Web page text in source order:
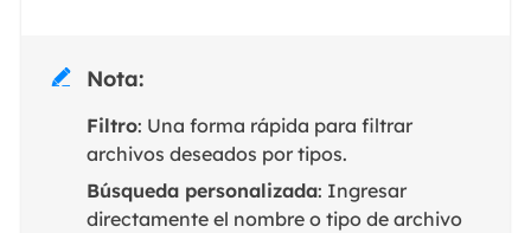
 Nota:
Filtro: Una forma rápida para filtrar
archivos deseados por tipos.
Búsqueda personalizada: Ingresar
directamente el nombre o tipo de archivo